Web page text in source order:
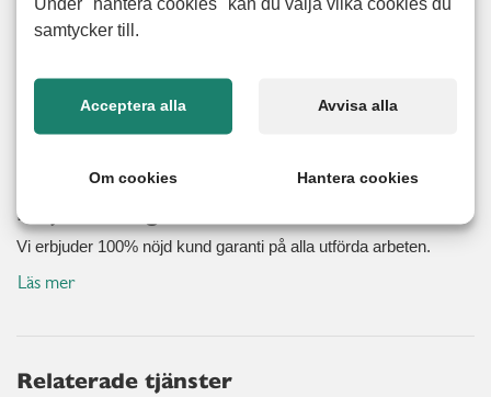
behov, medan andra vill ha regelbunden städning. Vad du
grundligt utförd våttorkning, dammsugning, toalettrengöring
och mycket annat. Våra alerta seniorer utför även
flyttstädning, garagestädning och sortering.
Nöjd kund-garanti
Vi erbjuder 100% nöjd kund garanti på alla utförda arbeten.
Läs mer
Relaterade tjänster
Under "hantera cookies" kan du välja vilka cookies du
samtycker till.
Acceptera alla Avvisa alla
Om cookies Hantera cookies